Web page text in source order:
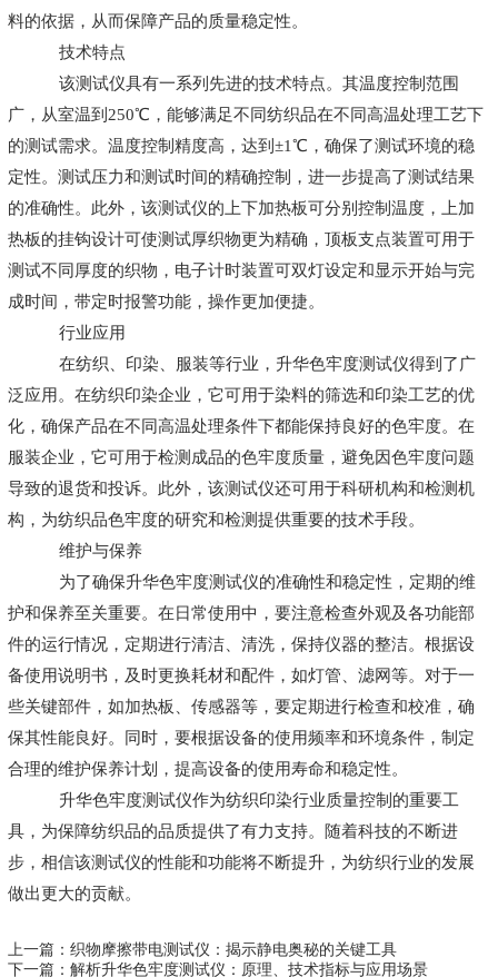
料的依据，从而保障产品的质量稳定性。
技术特点
该测试仪具有一系列先进的技术特点。其温度控制范围
广，从室温到250℃，能够满足不同纺织品在不同高温处理工艺下
的测试需求。温度控制精度高，达到±1℃，确保了测试环境的稳
定性。测试压力和测试时间的精确控制，进一步提高了测试结果
的准确性。此外，该测试仪的上下加热板可分别控制温度，上加
热板的挂钩设计可使测试厚织物更为精确，顶板支点装置可用于
测试不同厚度的织物，电子计时装置可双灯设定和显示开始与完
成时间，带定时报警功能，操作更加便捷。
行业应用
在纺织、印染、服装等行业，升华色牢度测试仪得到了广
泛应用。在纺织印染企业，它可用于染料的筛选和印染工艺的优
化，确保产品在不同高温处理条件下都能保持良好的色牢度。在
服装企业，它可用于检测成品的色牢度质量，避免因色牢度问题
导致的退货和投诉。此外，该测试仪还可用于科研机构和检测机
构，为纺织品色牢度的研究和检测提供重要的技术手段。
维护与保养
为了确保升华色牢度测试仪的准确性和稳定性，定期的维
护和保养至关重要。在日常使用中，要注意检查外观及各功能部
件的运行情况，定期进行清洁、清洗，保持仪器的整洁。根据设
备使用说明书，及时更换耗材和配件，如灯管、滤网等。对于一
些关键部件，如加热板、传感器等，要定期进行检查和校准，确
保其性能良好。同时，要根据设备的使用频率和环境条件，制定
合理的维护保养计划，提高设备的使用寿命和稳定性。
升华色牢度测试仪作为纺织印染行业质量控制的重要工
具，为保障纺织品的品质提供了有力支持。随着科技的不断进
步，相信该测试仪的性能和功能将不断提升，为纺织行业的发展
做出更大的贡献。
上一篇：织物摩擦带电测试仪：揭示静电奥秘的关键工具
下一篇：解析升华色牢度测试仪：原理、技术指标与应用场景